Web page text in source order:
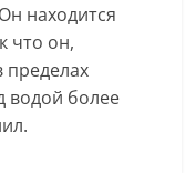
находится
что он,
пределах
водой более